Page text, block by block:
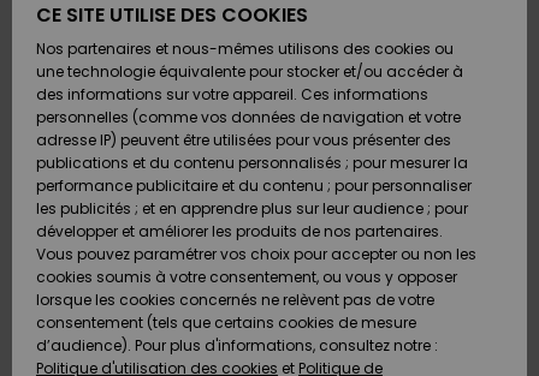
Chaussures
& Tongs
Surf
Snow
Nouveautés
Chaussures
& Tongs
Surf
Snow
Nouveautés
FEMME
A
Découvrir
Snow
SURF
Surf
Shop
Enfant
Highlights
Communauté
SNOW
Snow
Shop
Enfant
Snow
Shop
Femme
A
Découvrir
OUTLET
Enfant
Outlet
Femme
AIDE &
CONTACT
Retours
Paiement
Carte
Cadeau
Quiksilver
Freedom
Protection
CE SITE UTILISE DES COOKIES
Nos partenaires et nous-mêmes utilisons des cookies ou
une technologie équivalente pour stocker et/ou accéder à
des informations sur votre appareil. Ces informations
personnelles (comme vos données de navigation et votre
adresse IP) peuvent être utilisées pour vous présenter des
publications et du contenu personnalisés ; pour mesurer la
performance publicitaire et du contenu ; pour personnaliser
les publicités ; et en apprendre plus sur leur audience ; pour
développer et améliorer les produits de nos partenaires.
Vous pouvez paramétrer vos choix pour accepter ou non les
cookies soumis à votre consentement, ou vous y opposer
lorsque les cookies concernés ne relèvent pas de votre
consentement (tels que certains cookies de mesure
d’audience). Pour plus d'informations, consultez notre :
Politique d'utilisation des cookies et Politique de